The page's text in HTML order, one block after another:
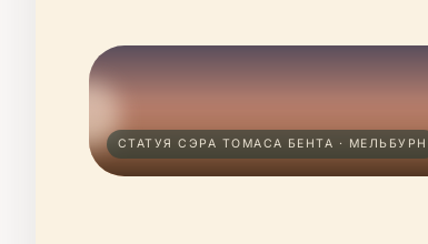
СТАТУЯ СЭРА ТОМАСА БЕНТА · МЕЛЬБУРН